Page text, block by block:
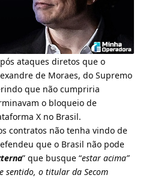
ataques diretos que o
de Moraes, do Supremo
que não cumpriria
o bloqueio de
X no Brasil.
contratos não tenha vindo de
que o Brasil não pode
” que busque “estar acima”
sentido, o titular da Secom